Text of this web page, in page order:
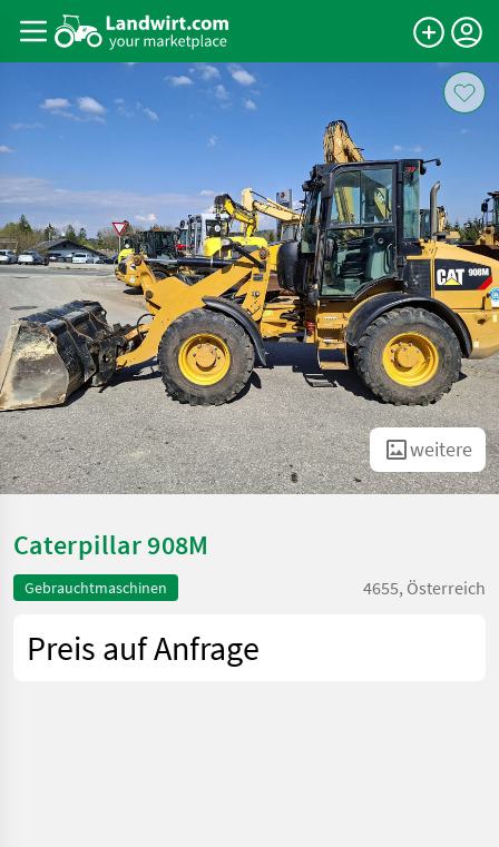
weitere
Caterpillar 908M
Gebrauchtmaschinen 4655, Österreich
Preis auf Anfrage